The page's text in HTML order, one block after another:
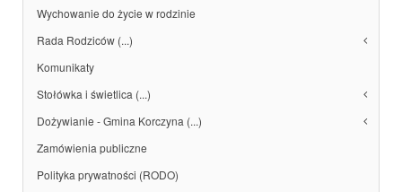
Wychowanie do życie w rodzinie
Rada Rodziców (...)
Komunikaty
Stołówka i świetlica (...)
Dożywianie - Gmina Korczyna (...)
Zamówienia publiczne
Polityka prywatności (RODO)